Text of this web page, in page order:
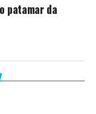
patamar da